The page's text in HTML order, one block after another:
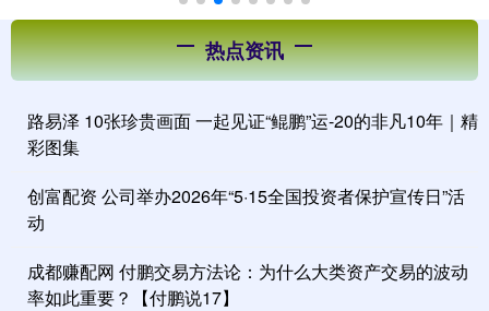
热点资讯
路易泽 10张珍贵画面 一起见证“鲲鹏”运-20的非凡10年｜精
彩图集
创富配资 公司举办2026年“5·15全国投资者保护宣传日”活
动
成都赚配网 付鹏交易方法论：为什么大类资产交易的波动
率如此重要？【付鹏说17】